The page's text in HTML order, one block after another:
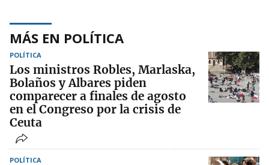
MÁS EN POLÍTICA
POLÍTICA
Los ministros Robles, Marlaska,
Bolaños y Albares piden
comparecer a finales de agosto
en el Congreso por la crisis de
Ceuta
POLÍTICA